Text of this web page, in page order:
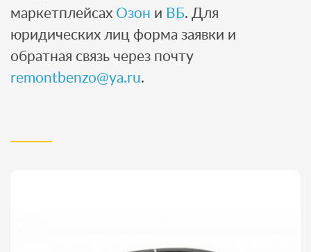
маркетплейсах Озон и ВБ. Для
юридических лиц форма заявки и
обратная связь через почту
remontbenzo@ya.ru.